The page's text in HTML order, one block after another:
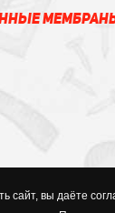
сайт, вы даёте